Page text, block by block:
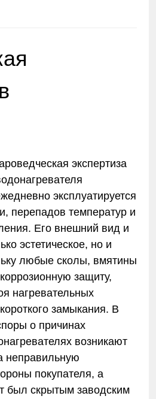
эксплуатируется
перепадов температур и
Его внешний вид и
эстетическое, но и
любые сколы, вмятины
защиту,
нагревательных
замыкания. В
о причинах
возникают
неправильную
покупателя, а
был скрытым заводским